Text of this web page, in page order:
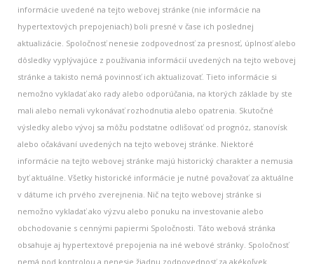
informácie uvedené na tejto webovej stránke (nie informácie na
hypertextových prepojeniach) boli presné v čase ich poslednej
aktualizácie. Spoločnosť nenesie zodpovednosť za presnosť, úplnosť alebo
dôsledky vyplývajúce z používania informácií uvedených na tejto webovej
stránke a takisto nemá povinnosť ich aktualizovať. Tieto informácie si
nemožno vykladať ako rady alebo odporúčania, na ktorých základe by ste
mali alebo nemali vykonávať rozhodnutia alebo opatrenia. Skutočné
výsledky alebo vývoj sa môžu podstatne odlišovať od prognóz, stanovísk
alebo očakávaní uvedených na tejto webovej stránke. Niektoré
informácie na tejto webovej stránke majú historický charakter a nemusia
byť aktuálne. Všetky historické informácie je nutné považovať za aktuálne
v dátume ich prvého zverejnenia. Nič na tejto webovej stránke si
nemožno vykladať ako výzvu alebo ponuku na investovanie alebo
obchodovanie s cennými papiermi Spoločnosti. Táto webová stránka
obsahuje aj hypertextové prepojenia na iné webové stránky. Spoločnosť
nemá pod kontrolou a nenesie žiadnu zodpovednosť za akékoľvek